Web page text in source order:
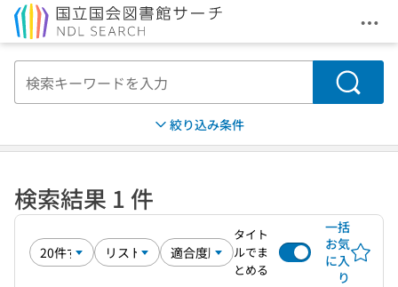
メ
検索
絞り込み条件
検索結果 1 件
タイト
ルでま
とめる
一括
お気
に入
り